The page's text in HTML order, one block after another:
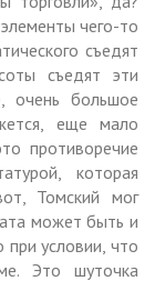
чего-то
съедят
съедят эти
очень большое
еще мало
противоречие
которая
Томский мог
может быть и
при условии, что
Это шуточка